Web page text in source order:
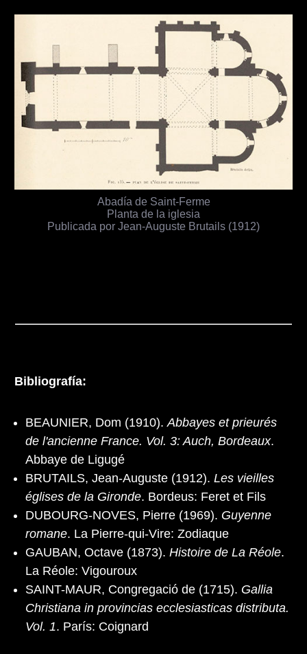
Abadía de Saint-Ferme
Planta de la iglesia
Publicada por Jean-Auguste Brutails (1912)
Bibliografía:
BEAUNIER, Dom (1910). Abbayes et prieurés
de l'ancienne France. Vol. 3: Auch, Bordeaux.
Abbaye de Ligugé
BRUTAILS, Jean-Auguste (1912). Les vieilles
églises de la Gironde. Bordeus: Feret et Fils
DUBOURG-NOVES, Pierre (1969). Guyenne
romane. La Pierre-qui-Vire: Zodiaque
GAUBAN, Octave (1873). Histoire de La Réole.
La Réole: Vigouroux
SAINT-MAUR, Congregació de (1715). Gallia
Christiana in provincias ecclesiasticas distributa.
Vol. 1. París: Coignard